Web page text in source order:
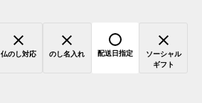
仏のし対応 のし名入れ 配送日指定
ソーシャル
ギフト